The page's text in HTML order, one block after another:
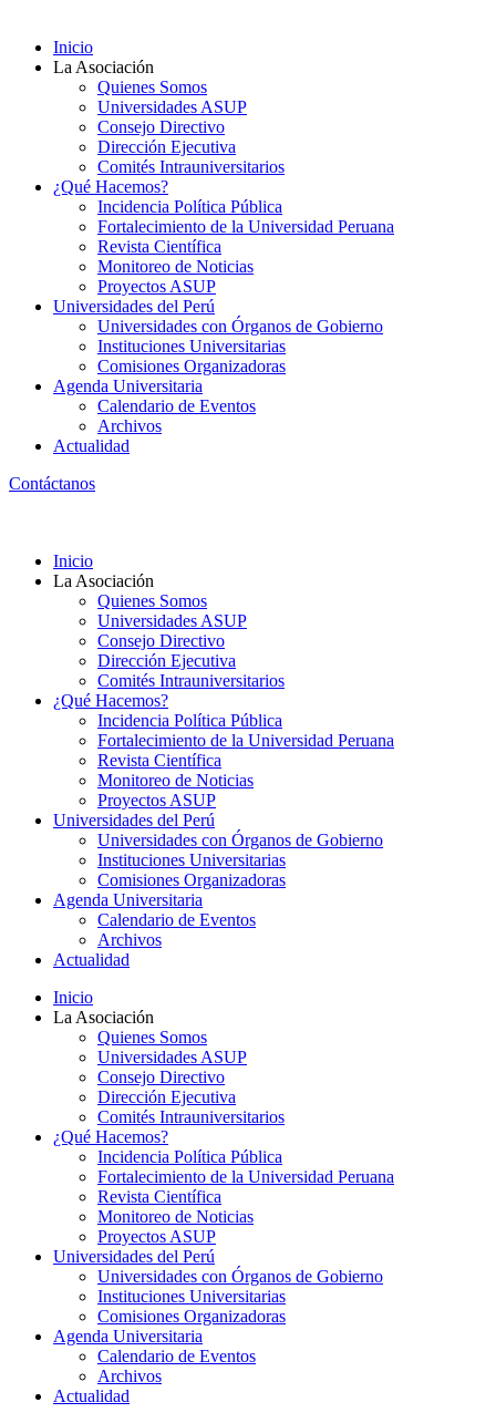
Inicio
La Asociación
Quienes Somos
Universidades ASUP
Consejo Directivo
Dirección Ejecutiva
Comités Intrauniversitarios
¿Qué Hacemos?
Incidencia Política Pública
Fortalecimiento de la Universidad Peruana
Revista Científica
Monitoreo de Noticias
Proyectos ASUP
Universidades del Perú
Universidades con Órganos de Gobierno
Instituciones Universitarias
Comisiones Organizadoras
Agenda Universitaria
Calendario de Eventos
Archivos
Actualidad
Contáctanos
Inicio
La Asociación
Quienes Somos
Universidades ASUP
Consejo Directivo
Dirección Ejecutiva
Comités Intrauniversitarios
¿Qué Hacemos?
Incidencia Política Pública
Fortalecimiento de la Universidad Peruana
Revista Científica
Monitoreo de Noticias
Proyectos ASUP
Universidades del Perú
Universidades con Órganos de Gobierno
Instituciones Universitarias
Comisiones Organizadoras
Agenda Universitaria
Calendario de Eventos
Archivos
Actualidad
Inicio
La Asociación
Quienes Somos
Universidades ASUP
Consejo Directivo
Dirección Ejecutiva
Comités Intrauniversitarios
¿Qué Hacemos?
Incidencia Política Pública
Fortalecimiento de la Universidad Peruana
Revista Científica
Monitoreo de Noticias
Proyectos ASUP
Universidades del Perú
Universidades con Órganos de Gobierno
Instituciones Universitarias
Comisiones Organizadoras
Agenda Universitaria
Calendario de Eventos
Archivos
Actualidad